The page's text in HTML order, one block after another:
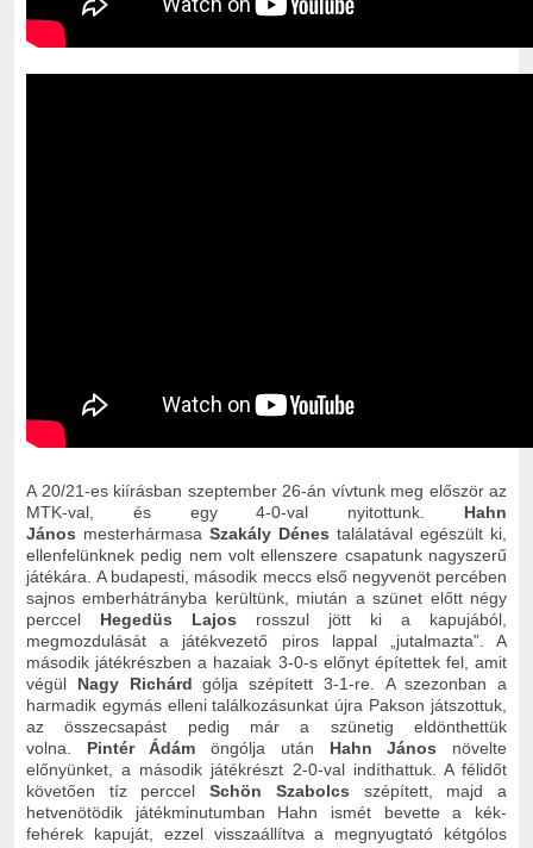
A 20/21-es kiírásban szeptember 26-án vívtunk meg először az
MTK-val, és egy 4-0-val nyitottunk. Hahn
János mesterhármasa Szakály Dénes találatával egészült ki,
ellenfelünknek pedig nem volt ellenszere csapatunk nagyszerű
játékára. A budapesti, második meccs első negyvenöt percében
sajnos emberhátrányba kerültünk, miután a szünet előtt négy
perccel Hegedüs Lajos rosszul jött ki a kapujából,
megmozdulását a játékvezető piros lappal „jutalmazta”. A
második játékrészben a hazaiak 3-0-s előnyt építettek fel, amit
végül Nagy Richárd gólja szépített 3-1-re. A szezonban a
harmadik egymás elleni találkozásunkat újra Pakson játszottuk,
az összecsapást pedig már a szünetig eldönthettük
volna. Pintér Ádám öngólja után Hahn János növelte
előnyünket, a második játékrészt 2-0-val indíthattuk. A félidőt
követően tíz perccelSchön Szabolcs szépített, majd a
hetvenötödik játékminutumban Hahn ismét bevette a kék-
fehérek kapuját, ezzel visszaállítva a megnyugtató kétgólos